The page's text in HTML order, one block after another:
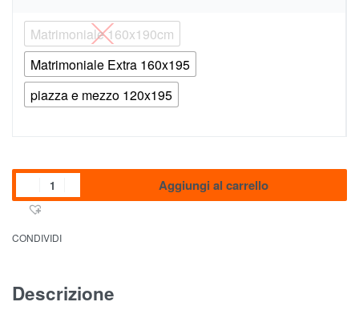
Matrimoniale 160x190cm
Matrimoniale Extra 160x195
piazza e mezzo 120x195
Aggiungi al carrello
CONDIVIDI
Descrizione